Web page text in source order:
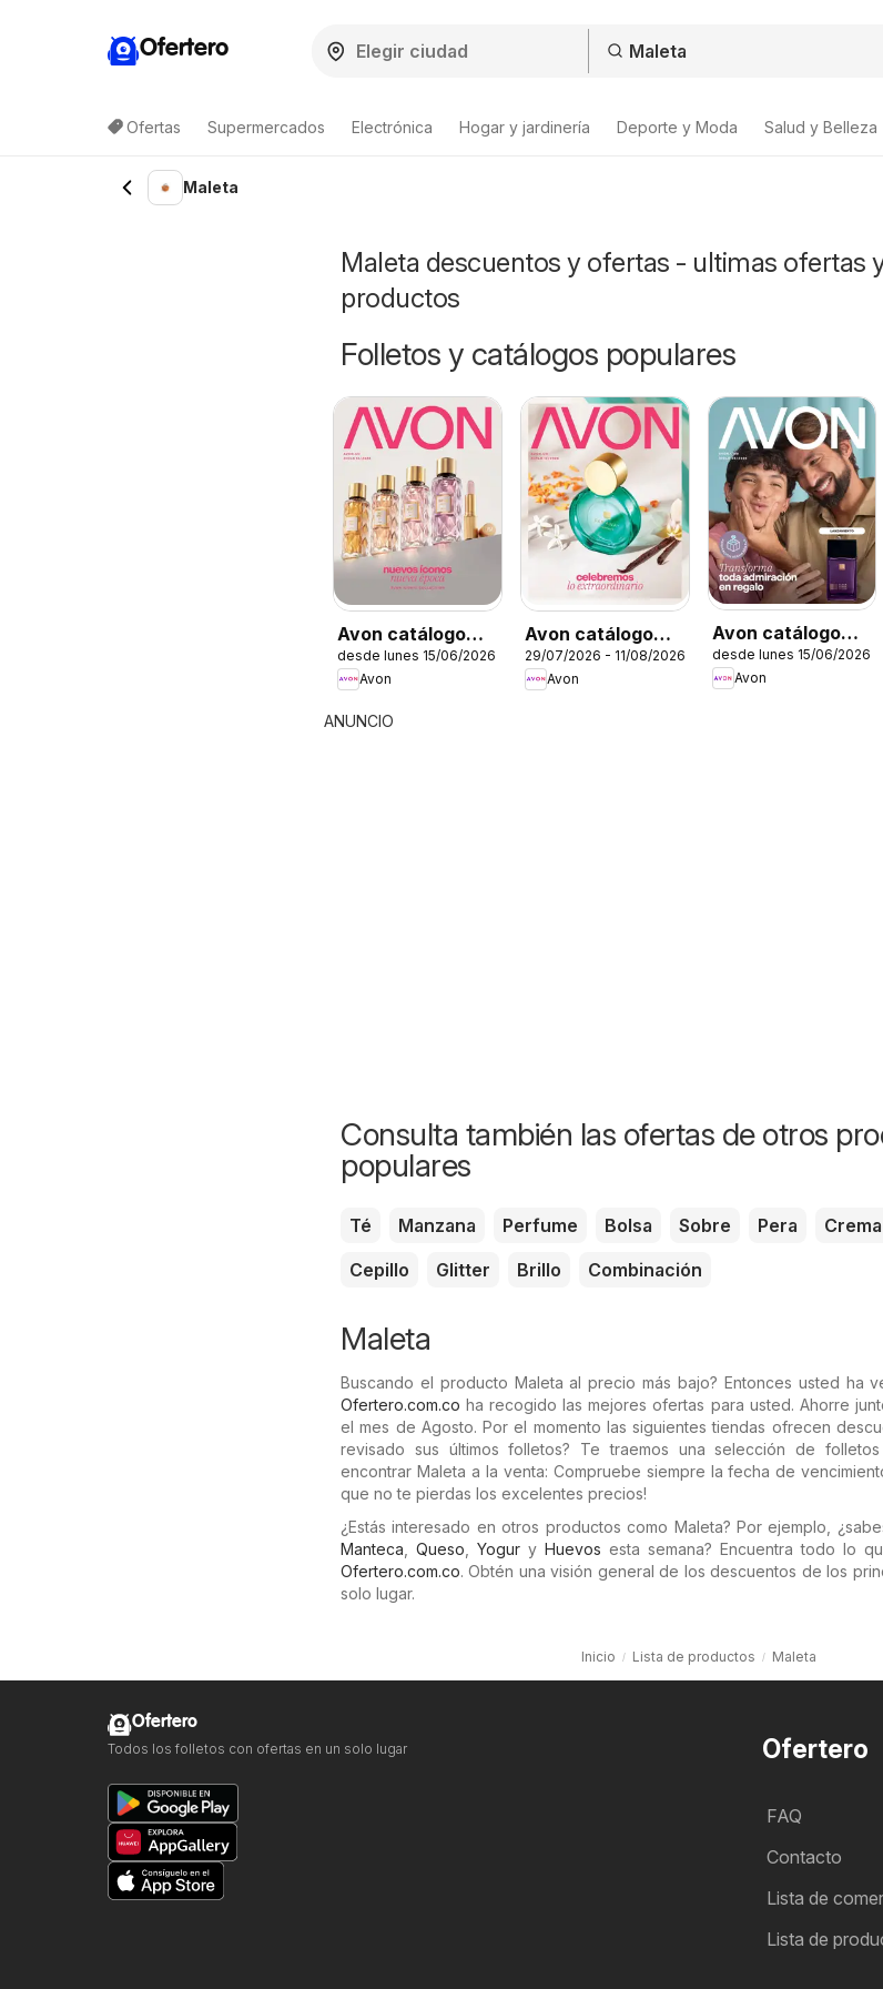
Ofertero
Ofertas Supermercados Electrónica Hogar y jardinería Deporte y Moda Salud y Belleza
Maleta
Maleta descuentos y ofertas - ultimas ofertas
productos
Folletos y catálogos populares
Avon catálogo
Ciclo 10
desde lunes 15/06/2026
Avon
Avon catálogo
ciclo 12
29/07/2026 - 11/08/2026
Avon
Avon catálogo
Ciclo 8
desde lunes 15/06/2026
Avon
ANUNCIO
Consulta también las ofertas de otros
populares
Té Manzana Perfume Bolsa Sobre Pera Crema
Cepillo
Glitter Brillo Combinación
Maleta
Buscando el producto Maleta al precio más bajo? Entonces usted ha
Ofertero.com.co ha recogido las mejores ofertas para usted. Ahorre
el mes de Agosto. Por el momento las siguientes tiendas ofrecen
revisado sus últimos folletos? Te traemos una selección de
encontrar Maleta a la venta: Compruebe siempre la fecha de
que no te pierdas los excelentes precios!
¿Estás interesado en otros productos como Maleta? Por ejemplo,
Manteca
Queso Yogur y Huevos esta semana? Encuentra todo lo
Ofertero.com.co. Obtén una visión general de los descuentos de los
solo lugar.
Inicio Lista de productos Maleta
Ofertero
FAQ
Contacto
Lista de
Lista de
Ofertero
Todos los folletos con ofertas en un solo lugar